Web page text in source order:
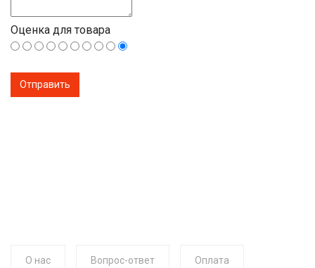
Оценка для товара
О нас Вопрос-ответ Оплата